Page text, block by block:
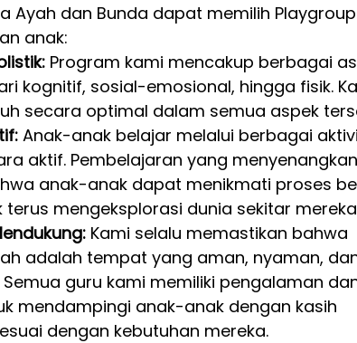
Ayah dan Bunda dapat memilih
anak:
Program kami mencakup berbagai
kognitif, sosial-emosional, hingga fisik.
secara optimal dalam semua aspek
Anak-anak belajar melalui berbagai
aktif. Pembelajaran yang
anak-anak dapat menikmati proses
mengeksplorasi dunia sekitar
Kami selalu memastikan bahwa
adalah tempat yang aman, nyaman,
guru kami memiliki pengalaman
mendampingi anak-anak dengan kasih
dengan kebutuhan mereka.